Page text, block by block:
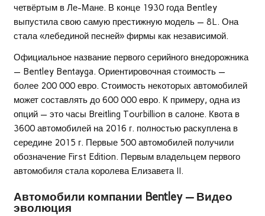
четвёртым в Ле-Мане. В конце 1930 года Bentley
выпустила свою самую престижную модель — 8L. Она
стала «лебединой песней» фирмы как независимой.
Официальное название первого серийного внедорожника
— Bentley Bentayga. Ориентировочная стоимость —
более 200 000 евро. Стоимость некоторых автомобилей
может составлять до 600 000 евро. К примеру, одна из
опций — это часы Breitling Tourbillion в салоне. Квота в
3600 автомобилей на 2016 г. полностью раскуплена в
середине 2015 г. Первые 500 автомобилей получили
обозначение First Edition. Первым владельцем первого
автомобиля стала королева Елизавета II.
Автомобили компании Bentley — Видео
эволюция